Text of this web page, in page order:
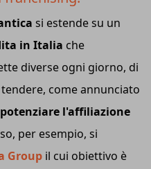
si estende su un
in Italia che
diverse ogni giorno, di
come annunciato
potenziare l'affiliazione
per esempio, si
Group il cui obiettivo è